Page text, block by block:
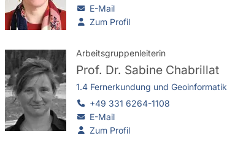
E-Mail
Zum Profil
Arbeitsgruppenleiterin
Prof. Dr. Sabine Chabrillat
1.4 Fernerkundung und Geoinformatik
+49 331 6264-1108
E-Mail
Zum Profil